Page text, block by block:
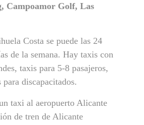
Campoamor Golf, Las
Costa se puede las 24
de la semana. Hay taxis con
taxis para 5-8 pasajeros,
discapacitados.
taxi al aeropuerto Alicante
de tren de Alicante